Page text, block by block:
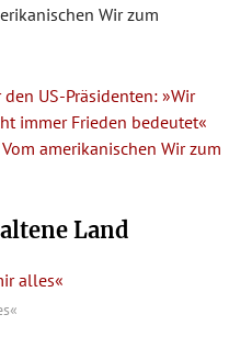
Wir zum
US-Präsidenten: »Wir
immer Frieden bedeutet«
amerikanischen Wir zum
Land